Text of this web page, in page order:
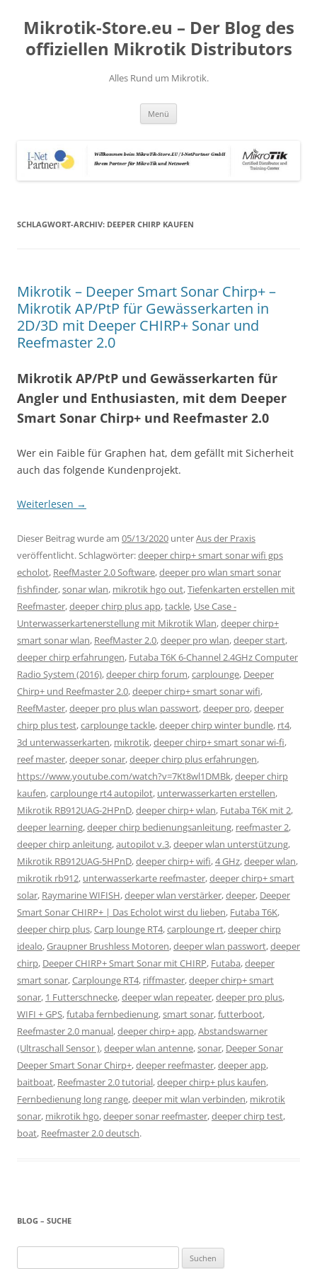
springen
Mikrotik-Store.eu – Der Blog des
offiziellen Mikrotik Distributors
Alles Rund um Mikrotik.
Menü
SCHLAGWORT-ARCHIV: DEEPER CHIRP KAUFEN
Mikrotik – Deeper Smart Sonar Chirp+ –
Mikrotik AP/PtP für Gewässerkarten in
2D/3D mit Deeper CHIRP+ Sonar und
Reefmaster 2.0
Mikrotik AP/PtP und Gewässerkarten für
Angler und Enthusiasten, mit dem Deeper
Smart Sonar Chirp+ und Reefmaster 2.0
Wer ein Faible für Graphen hat, dem gefällt mit Sicherheit
auch das folgende Kundenprojekt.
Weiterlesen →
Dieser Beitrag wurde am 05/13/2020 unterAus der Praxis
veröffentlicht. Schlagwörter:deeper chirp+ smart sonar wifi gps
echolot, ReefMaster 2.0 Software,deeper pro wlan smart sonar
fishfinder,sonar wlan, mikrotik hgo out,Tiefenkarten erstellen mit
Reefmaster,deeper chirp plus app,tackle, Use Case -
Unterwasserkartenerstellung mit Mikrotik Wlan,deeper chirp+
smart sonar wlan, ReefMaster 2.0,deeper pro wlan,deeper start,
deeper chirp erfahrungen, Futaba T6K 6-Channel 2.4GHz Computer
Radio System (2016),deeper chirp forum,carplounge, Deeper
Chirp+ und Reefmaster 2.0,deeper chirp+ smart sonar wifi,
ReefMaster,deeper pro plus wlan passwort,deeper pro,deeper
chirp plus test,carplounge tackle,deeper chirp winter bundle, rt4,
3d unterwasserkarten, mikrotik,deeper chirp+ smart sonar wi-fi,
reef master,deeper sonar,deeper chirp plus erfahrungen,
https://www.youtube.com/watch?v=7Kt8wl1DMBk,deeper chirp
kaufen,carplounge rt4 autopilot, unterwasserkarten erstellen,
Mikrotik RB912UAG-2HPnD,deeper chirp+ wlan, Futaba T6K mit 2,
deeper learning,deeper chirp bedienungsanleitung, reefmaster 2,
deeper chirp anleitung,autopilot v.3,deeper wlan unterstützung,
Mikrotik RB912UAG-5HPnD,deeper chirp+ wifi,4 GHz,deeper wlan,
mikrotik rb912, unterwasserkarte reefmaster,deeper chirp+ smart
solar, Raymarine WIFISH,deeper wlan verstärker,deeper, Deeper
Smart Sonar CHIRP+ | Das Echolot wirst du lieben, Futaba T6K,
deeper chirp plus,Carp lounge RT4,carplounge rt,deeper chirp
idealo,Graupner Brushless Motoren,deeper wlan passwort,deeper
chirp, Deeper CHIRP+ Smart Sonar mit CHIRP, Futaba,deeper
smart sonar,Carplounge RT4, riffmaster,deeper chirp+ smart
sonar, 1 Futterschnecke,deeper wlan repeater,deeper pro plus,
WIFI + GPS,futaba fernbedienung,smart sonar,futterboot,
Reefmaster 2.0 manual,deeper chirp+ app,Abstandswarner
(Ultraschall Sensor ),deeper wlan antenne,sonar, Deeper Sonar
Deeper Smart Sonar Chirp+,deeper reefmaster,deeper app,
baitboat, Reefmaster 2.0 tutorial,deeper chirp+ plus kaufen,
Fernbedienung long range,deeper mit wlan verbinden, mikrotik
sonar, mikrotik hgo,deeper sonar reefmaster,deeper chirp test,
boat, Reefmaster 2.0 deutsch.
BLOG – SUCHE